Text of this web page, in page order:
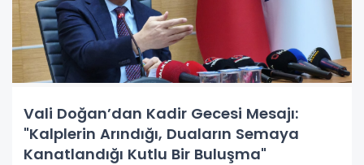
Vali Doğan’dan Kadir Gecesi Mesajı:
"Kalplerin Arındığı, Duaların Semaya
Kanatlandığı Kutlu Bir Buluşma"